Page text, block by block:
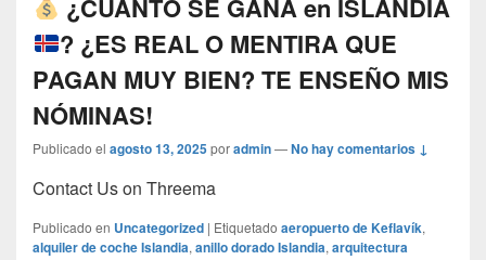
¿CUÁNTO SE GANA en ISLANDIA
? ¿ES REAL O MENTIRA QUE
PAGAN MUY BIEN? TE ENSEÑO MIS
NÓMINAS!
Publicado el agosto 13, 2025poradmin—No hay comentarios ↓
Contact Us on Threema
Publicado en Uncategorized | Etiquetado aeropuerto de Keflavík,
alquiler de coche Islandia, anillo dorado Islandia, arquitectura